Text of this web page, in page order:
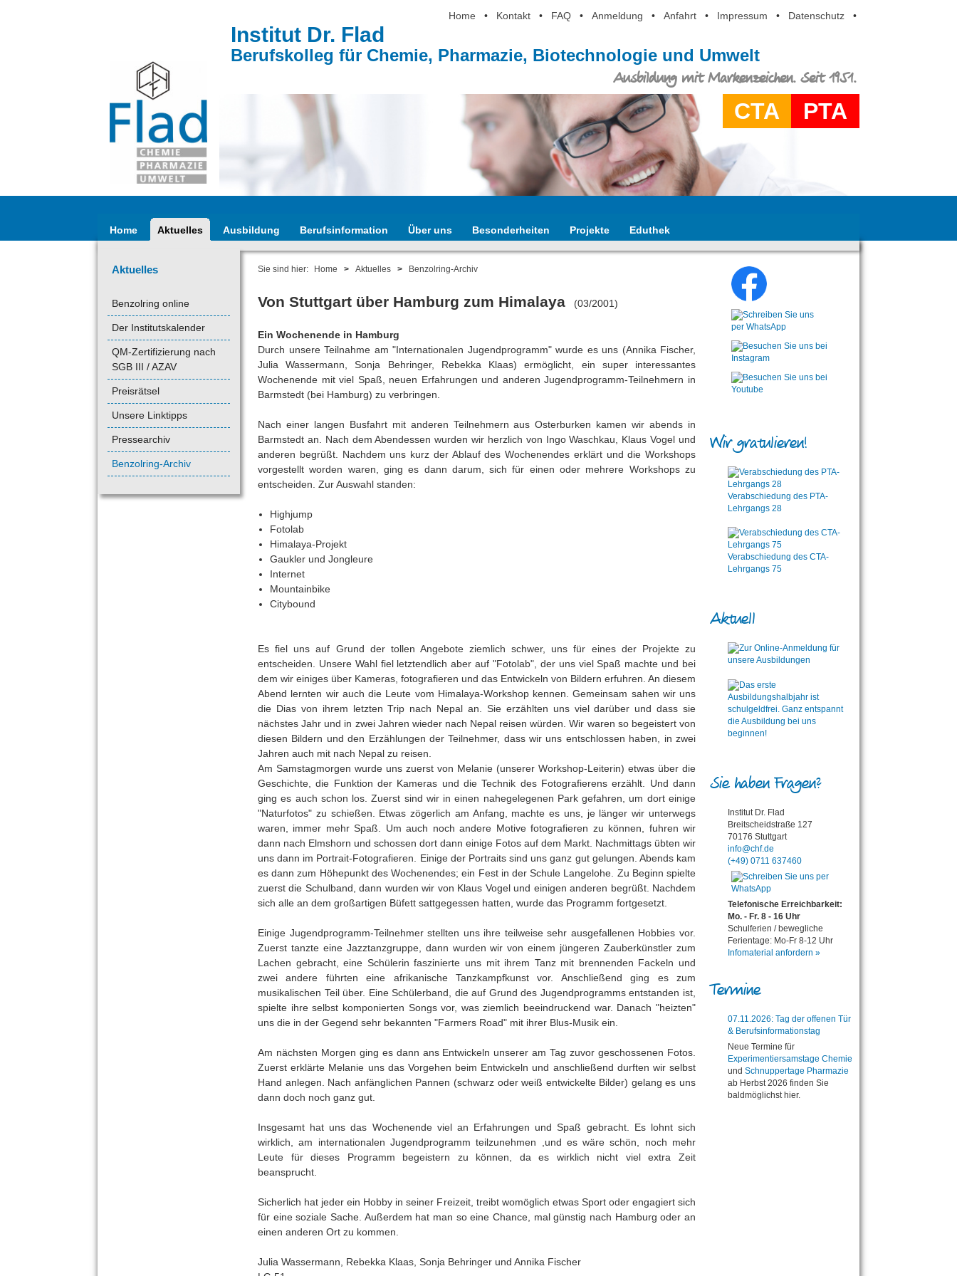
Home • Kontakt • FAQ • Anmeldung • Anfahrt • Impressum • Datenschutz •
Institut Dr. Flad
Berufskolleg für Chemie, Pharmazie, Biotechnologie und Umwelt
Ausbildung mit Markenzeichen. Seit 1951.
CTA PTA
Home Aktuelles Ausbildung Berufsinformation Über uns Besonderheiten Projekte Eduthek
Aktuelles
Benzolring online
Der Institutskalender
QM-Zertifizierung nach
SGB III / AZAV
Preisrätsel
Unsere Linktipps
Pressearchiv
Benzolring-Archiv
Sie sind hier: Home > Aktuelles > Benzolring-Archiv
Von Stuttgart über Hamburg zum Himalaya (03/2001)
Ein Wochenende in Hamburg
Durch unsere Teilnahme am "Internationalen Jugendprogramm" wurde es uns (Annika Fischer,
Julia Wassermann, Sonja Behringer, Rebekka Klaas) ermöglicht, ein super interessantes
Wochenende mit viel Spaß, neuen Erfahrungen und anderen Jugendprogramm-Teilnehmern in
Barmstedt (bei Hamburg) zu verbringen.
Nach einer langen Busfahrt mit anderen Teilnehmern aus Osterburken kamen wir abends in
Barmstedt an. Nach dem Abendessen wurden wir herzlich von Ingo Waschkau, Klaus Vogel und
anderen begrüßt. Nachdem uns kurz der Ablauf des Wochenendes erklärt und die Workshops
vorgestellt worden waren, ging es dann darum, sich für einen oder mehrere Workshops zu
entscheiden. Zur Auswahl standen:
Highjump
Fotolab
Himalaya-Projekt
Gaukler und Jongleure
Internet
Mountainbike
Citybound
Es fiel uns auf Grund der tollen Angebote ziemlich schwer, uns für eines der Projekte zu
entscheiden. Unsere Wahl fiel letztendlich aber auf "Fotolab", der uns viel Spaß machte und bei
dem wir einiges über Kameras, fotografieren und das Entwickeln von Bildern erfuhren. An diesem
Abend lernten wir auch die Leute vom Himalaya-Workshop kennen. Gemeinsam sahen wir uns
die Dias von ihrem letzten Trip nach Nepal an. Sie erzählten uns viel darüber und dass sie
nächstes Jahr und in zwei Jahren wieder nach Nepal reisen würden. Wir waren so begeistert von
diesen Bildern und den Erzählungen der Teilnehmer, dass wir uns entschlossen haben, in zwei
Jahren auch mit nach Nepal zu reisen.
Am Samstagmorgen wurde uns zuerst von Melanie (unserer Workshop-Leiterin) etwas über die
Geschichte, die Funktion der Kameras und die Technik des Fotografierens erzählt. Und dann
ging es auch schon los. Zuerst sind wir in einen nahegelegenen Park gefahren, um dort einige
"Naturfotos" zu schießen. Etwas zögerlich am Anfang, machte es uns, je länger wir unterwegs
waren, immer mehr Spaß. Um auch noch andere Motive fotografieren zu können, fuhren wir
dann nach Elmshorn und schossen dort dann einige Fotos auf dem Markt. Nachmittags übten wir
uns dann im Portrait-Fotografieren. Einige der Portraits sind uns ganz gut gelungen. Abends kam
es dann zum Höhepunkt des Wochenendes; ein Fest in der Schule Langelohe. Zu Beginn spielte
zuerst die Schulband, dann wurden wir von Klaus Vogel und einigen anderen begrüßt. Nachdem
sich alle an dem großartigen Büfett sattgegessen hatten, wurde das Programm fortgesetzt.
Einige Jugendprogramm-Teilnehmer stellten uns ihre teilweise sehr ausgefallenen Hobbies vor.
Zuerst tanzte eine Jazztanzgruppe, dann wurden wir von einem jüngeren Zauberkünstler zum
Lachen gebracht, eine Schülerin faszinierte uns mit ihrem Tanz mit brennenden Fackeln und
zwei andere führten eine afrikanische Tanzkampfkunst vor. Anschließend ging es zum
musikalischen Teil über. Eine Schülerband, die auf Grund des Jugendprogramms entstanden ist,
spielte ihre selbst komponierten Songs vor, was ziemlich beeindruckend war. Danach "heizten"
uns die in der Gegend sehr bekannten "Farmers Road" mit ihrer Blus-Musik ein.
Am nächsten Morgen ging es dann ans Entwickeln unserer am Tag zuvor geschossenen Fotos.
Zuerst erklärte Melanie uns das Vorgehen beim Entwickeln und anschließend durften wir selbst
Hand anlegen. Nach anfänglichen Pannen (schwarz oder weiß entwickelte Bilder) gelang es uns
dann doch noch ganz gut.
Insgesamt hat uns das Wochenende viel an Erfahrungen und Spaß gebracht. Es lohnt sich
wirklich, am internationalen Jugendprogramm teilzunehmen ,und es wäre schön, noch mehr
Leute für dieses Programm begeistern zu können, da es wirklich nicht viel extra Zeit
beansprucht.
Sicherlich hat jeder ein Hobby in seiner Freizeit, treibt womöglich etwas Sport oder engagiert sich
für eine soziale Sache. Außerdem hat man so eine Chance, mal günstig nach Hamburg oder an
einen anderen Ort zu kommen.
Julia Wassermann, Rebekka Klaas, Sonja Behringer und Annika Fischer
Wir gratulieren!
Verabschiedung des PTA-
Lehrgangs 28
Verabschiedung des CTA-
Lehrgangs 75
Aktuell
Sie haben Fragen?
Institut Dr. Flad
Breitscheidstraße 127
70176 Stuttgart
info@chf.de
(+49) 0711 637460
Telefonische Erreichbarkeit:
Mo. - Fr. 8 - 16 Uhr
Schulferien / bewegliche
Ferientage: Mo-Fr 8-12 Uhr
Infomaterial anfordern »
Termine
07.11.2026: Tag der offenen Tür
& Berufsinformationstag
Neue Termine für
Experimentiersamstage Chemie
und Schnuppertage Pharmazie
ab Herbst 2026 finden Sie
baldmöglichst hier.